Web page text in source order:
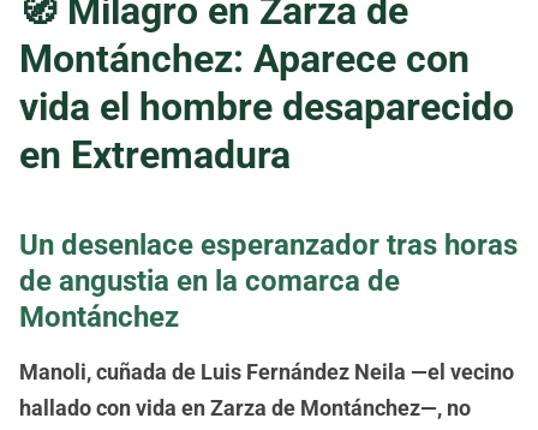
🧭 Milagro en Zarza de
Montánchez: Aparece con
vida el hombre desaparecido
en Extremadura
Un desenlace esperanzador tras horas
de angustia en la comarca de
Montánchez
Manoli, cuñada de Luis Fernández Neila —el vecino
hallado con vida en Zarza de Montánchez—, no